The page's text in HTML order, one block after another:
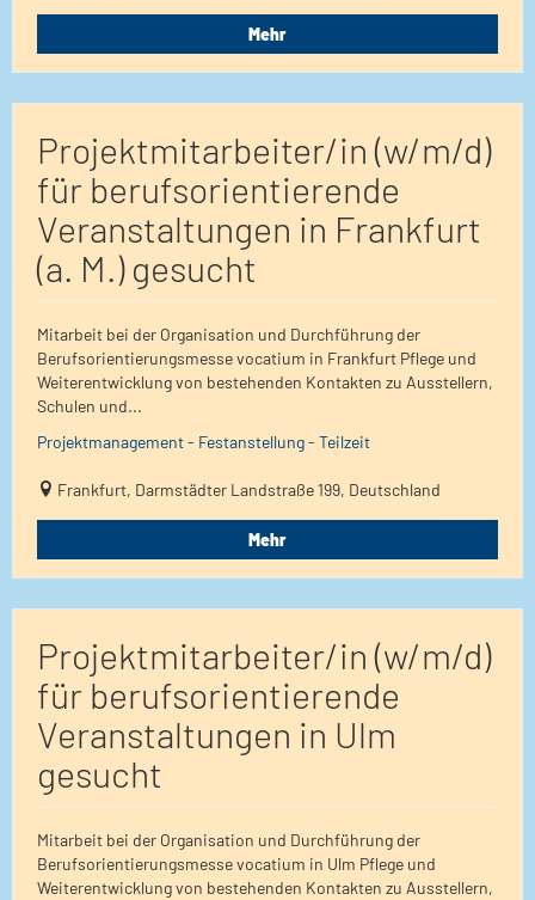
Mehr
Projektmitarbeiter/in (w/m/d)
für berufsorientierende
Veranstaltungen in Frankfurt
(a. M.) gesucht
Mitarbeit bei der Organisation und Durchführung der
Berufsorientierungsmesse vocatium in Frankfurt Pflege und
Weiterentwicklung von bestehenden Kontakten zu Ausstellern,
Schulen und...
Projektmanagement - Festanstellung - Teilzeit
Frankfurt, Darmstädter Landstraße 199, Deutschland
Mehr
Projektmitarbeiter/in (w/m/d)
für berufsorientierende
Veranstaltungen in Ulm
gesucht
Mitarbeit bei der Organisation und Durchführung der
Berufsorientierungsmesse vocatium in Ulm Pflege und
Weiterentwicklung von bestehenden Kontakten zu Ausstellern,